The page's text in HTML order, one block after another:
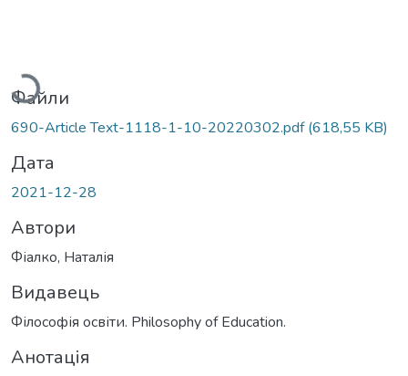
Вантажиться...
Файли
690-Article Text-1118-1-10-20220302.pdf(618,55 KB)
Дата
2021-12-28
Автори
Фіалко, Наталія
Видавець
Філософія освіти. Philosophy of Education.
Анотація